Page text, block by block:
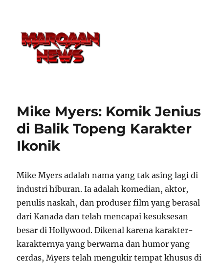
Mike Myers: Komik Jenius
di Balik Topeng Karakter
Ikonik
Mike Myers adalah nama yang tak asing lagi di
industri hiburan. Ia adalah komedian, aktor,
penulis naskah, dan produser film yang berasal
dari Kanada dan telah mencapai kesuksesan
besar di Hollywood. Dikenal karena karakter-
karakternya yang berwarna dan humor yang
cerdas, Myers telah mengukir tempat khusus di